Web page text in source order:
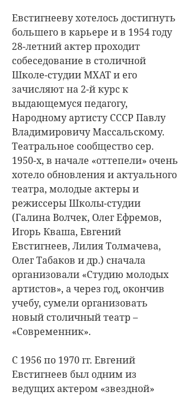
Евстигнееву хотелось достигнуть
большего в карьере и в 1954 году
28-летний актер проходит
собеседование в столичной
Школе-студии МХАТ и его
зачисляют на 2-й курс к
выдающемуся педагогу,
Народному артисту СССР Павлу
Владимировичу Массальскому.
Театральное сообщество сер.
1950-х, в начале «оттепели» очень
хотело обновления и актуального
театра, молодые актеры и
режиссеры Школы-студии
(Галина Волчек, Олег Ефремов,
Игорь Кваша, Евгений
Евстигнеев, Лилия Толмачева,
Олег Табаков и др.) сначала
организовали «Студию молодых
артистов», а через год, окончив
учебу, сумели организовать
новый столичный театр –
«Современник».
С 1956 по 1970 гг. Евгений
Евстигнеев был одним из
ведущих актером «звездной»